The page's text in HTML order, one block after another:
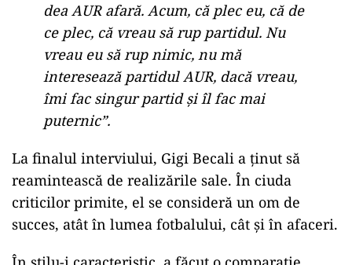
dea AUR afară. Acum, că plec eu, că de
ce plec, că vreau să rup partidul. Nu
vreau eu să rup nimic, nu mă
interesează partidul AUR, dacă vreau,
îmi fac singur partid și îl fac mai
puternic”.
La finalul interviului, Gigi Becali a ținut să
reamintească de realizările sale. În ciuda
criticilor primite, el se consideră un om de
succes, atât în lumea fotbalului, cât și în afaceri.